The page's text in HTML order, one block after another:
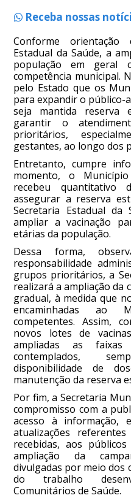
Receba nossas
Conforme orientação
Estadual da Saúde, a
população em geral
competência municipal.
pelo Estado que os
para expandir o público-
seja mantida reserva
garantir o
prioritários,
gestantes, ao longo dos
Entretanto, cumpre
momento, o
recebeu quantitativo
assegurar a reserva
Secretaria Estadual da
ampliar a vacinação
etárias da população.
Dessa forma,
responsabilidade
grupos prioritários, a
realizará a ampliação da
gradual, à medida que
encaminhadas ao
competentes. Assim,
novos lotes de
ampliadas as
contemplados,
disponibilidade de
manutenção da reserva
Por fim, a Secretaria
compromisso com a
acesso à informação,
atualizações
recebidas, aos
ampliação da
divulgadas por meio dos
do trabalho
Comunitários de Saúde.